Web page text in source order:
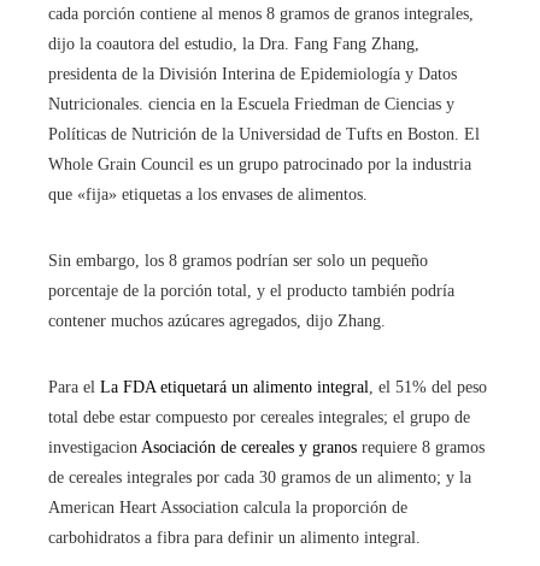
cada porción contiene al menos 8 gramos de granos integrales,
dijo la coautora del estudio, la Dra. Fang Fang Zhang,
presidenta de la División Interina de Epidemiología y Datos
Nutricionales. ciencia en la Escuela Friedman de Ciencias y
Políticas de Nutrición de la Universidad de Tufts en Boston. El
Whole Grain Council es un grupo patrocinado por la industria
que «fija» etiquetas a los envases de alimentos.
Sin embargo, los 8 gramos podrían ser solo un pequeño
porcentaje de la porción total, y el producto también podría
contener muchos azúcares agregados, dijo Zhang.
Para el La FDA etiquetará un alimento integral
, el 51% del peso
total debe estar compuesto por cereales integrales; el grupo de
investigacion Asociación de cereales y granos requiere 8 gramos
de cereales integrales por cada 30 gramos de un alimento; y la
American Heart Association calcula la proporción de
carbohidratos a fibra para definir un alimento integral.